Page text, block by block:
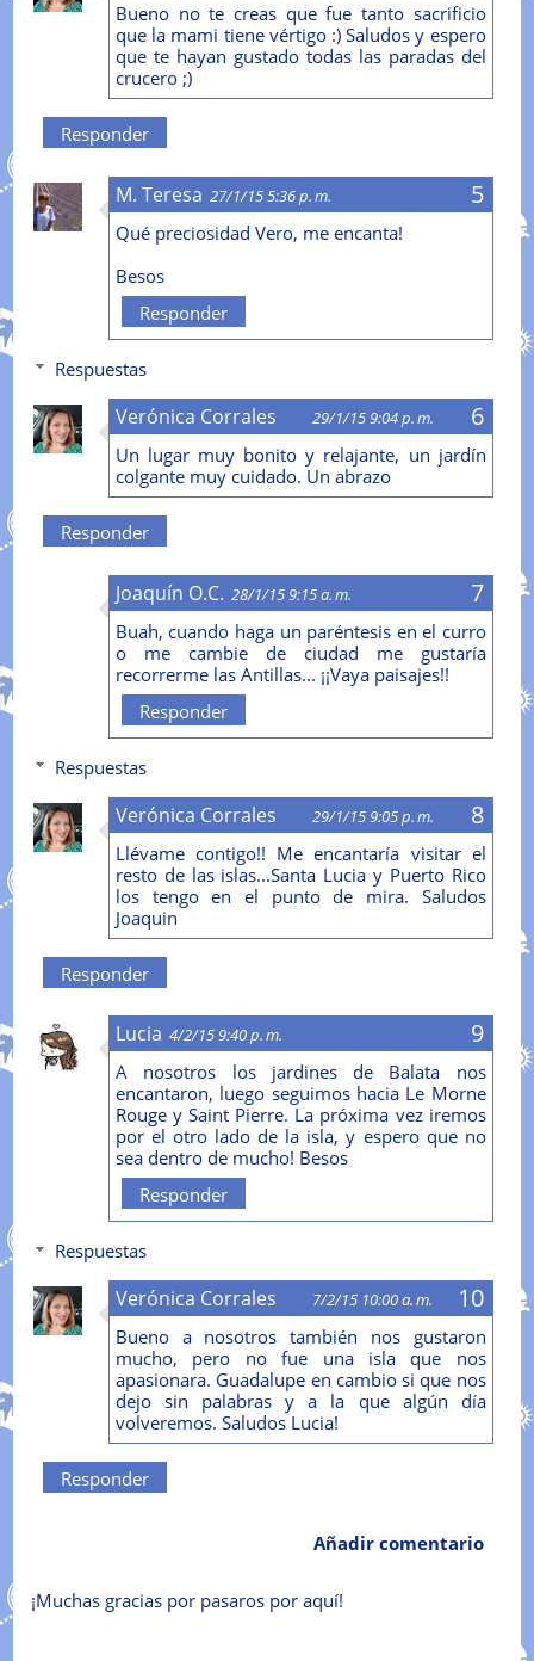
Bueno no te creas que fue tanto sacrificio
que la mami tiene vértigo :) Saludos y espero
que te hayan gustado todas las paradas del
crucero ;)
Responder
M. Teresa 27/1/15 5:36 p. m.
Qué preciosidad Vero, me encanta!
Besos
Responder
Respuestas
Verónica Corrales 29/1/15 9:04 p. m.
Un lugar muy bonito y relajante, un jardín
colgante muy cuidado. Un abrazo
Responder
Joaquín O.C. 28/1/15 9:15 a. m.
Buah, cuando haga un paréntesis en el curro
o me cambie de ciudad me gustaría
recorrerme las Antillas... ¡¡Vaya paisajes!!
Responder
Respuestas
Verónica Corrales 29/1/15 9:05 p. m.
Llévame contigo!! Me encantaría visitar el
resto de las islas...Santa Lucia y Puerto Rico
los tengo en el punto de mira. Saludos
Joaquin
Responder
Lucia 4/2/15 9:40 p. m.
A nosotros los jardines de Balata nos
encantaron, luego seguimos hacia Le Morne
Rouge y Saint Pierre. La próxima vez iremos
por el otro lado de la isla, y espero que no
sea dentro de mucho! Besos
Responder
Respuestas
Verónica Corrales 7/2/15 10:00 a. m.
Bueno a nosotros también nos gustaron
mucho, pero no fue una isla que nos
apasionara. Guadalupe en cambio si que nos
dejo sin palabras y a la que algún día
volveremos. Saludos Lucia!
Responder
Añadir comentario
¡Muchas gracias por pasaros por aquí!